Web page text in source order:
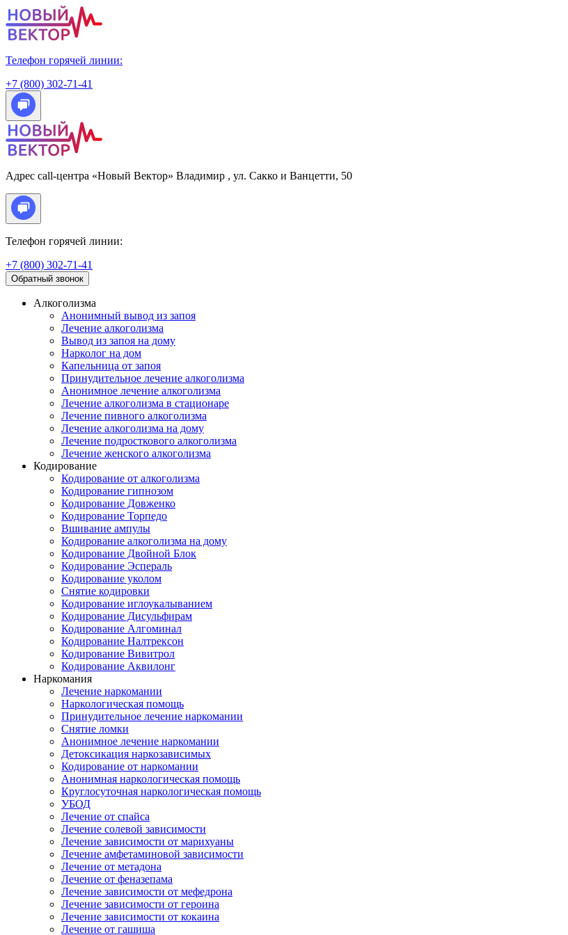
Телефон горячей линии:
+7 (800) 302-71-41
Адрес call-центра «Новый Вектор» Владимир , ул. Сакко и Ванцетти, 50
Телефон горячей линии:
+7 (800) 302-71-41
Обратный звонок
Алкоголизма
Анонимный вывод из запоя
Лечение алкоголизма
Вывод из запоя на дому
Нарколог на дом
Капельница от запоя
Принудительное лечение алкоголизма
Анонимное лечение алкоголизма
Лечение алкоголизма в стационаре
Лечение пивного алкоголизма
Лечение алкоголизма на дому
Лечение подросткового алкоголизма
Лечение женского алкоголизма
Кодирование
Кодирование от алкоголизма
Кодирование гипнозом
Кодирование Довженко
Кодирование Торпедо
Вшивание ампулы
Кодирование алкоголизма на дому
Кодирование Двойной Блок
Кодирование Эспераль
Кодирование уколом
Снятие кодировки
Кодирование иглоукалыванием
Кодирование Дисульфирам
Кодирование Алгоминал
Кодирование Налтрексон
Кодирование Вивитрол
Кодирование Аквилонг
Наркомания
Лечение наркомании
Наркологическая помощь
Принудительное лечение наркомании
Снятие ломки
Анонимное лечение наркомании
Детоксикация наркозависимых
Кодирование от наркомании
Анонимная наркологическая помощь
Круглосуточная наркологическая помощь
УБОД
Лечение от спайса
Лечение солевой зависимости
Лечение зависимости от марихуаны
Лечение амфетаминовой зависимости
Лечение от метадона
Лечение от феназепама
Лечение зависимости от мефедрона
Лечение зависимости от героина
Лечение зависимости от кокаина
Лечение от гашиша